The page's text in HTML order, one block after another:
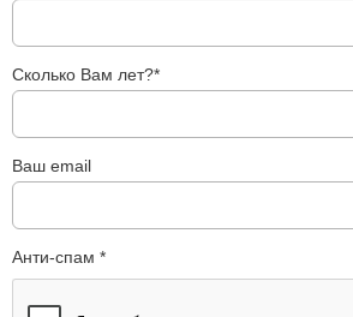
Сколько Вам лет?*
Ваш email
Анти-спам *